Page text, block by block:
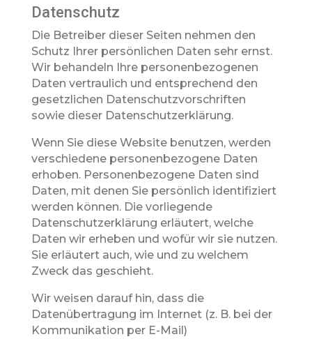
Datenschutz
Die Betreiber dieser Seiten nehmen den
Schutz Ihrer persönlichen Daten sehr ernst.
Wir behandeln Ihre personenbezogenen
Daten vertraulich und entsprechend den
gesetzlichen Datenschutzvorschriften
sowie dieser Datenschutzerklärung.
Wenn Sie diese Website benutzen, werden
verschiedene personenbezogene Daten
erhoben. Personenbezogene Daten sind
Daten, mit denen Sie persönlich identifiziert
werden können. Die vorliegende
Datenschutzerklärung erläutert, welche
Daten wir erheben und wofür wir sie nutzen.
Sie erläutert auch, wie und zu welchem
Zweck das geschieht.
Wir weisen darauf hin, dass die
Datenübertragung im Internet (z. B. bei der
Kommunikation per E-Mail)